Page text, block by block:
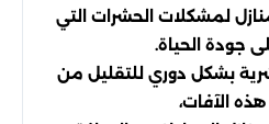
لمشكلات الحشرات التي
جودة الحياة.
بشكل دوري للتقليل من
هذه الآفات،